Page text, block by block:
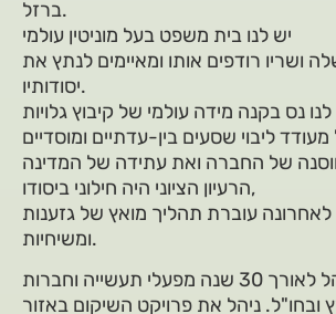
ברזל.
יש לנו בית משפט בעל מוניטין עולמי
ושריו רודפים אותו ומאיימים לנתץ את
יסודותיו.
ליבוי שסעים בין-עדתיים ומוסדיים
הרעיון הציוני היה חילוני ביסודו,
לאחרונה עוברת תהליך מואץ של גזענות
ומשיחיות.
ניהל לאורך 30 שנה מפעלי תעשייה וחברות
ניהל את פרויקט השיקום באזור